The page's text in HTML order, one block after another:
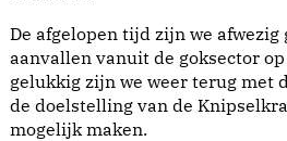
De afgelopen tijd zijn we afwezig
aanvallen vanuit de goksector
gelukkig zijn we weer terug met
de doelstelling van de
mogelijk maken.